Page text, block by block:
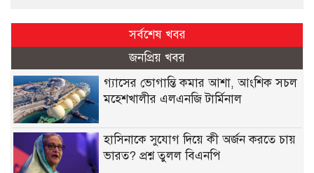
সর্বশেষ খবর
জনপ্রিয় খবর
গ্যাসের ভোগান্তি কমার আশা, আংশিক সচল
মহেশখালীর এলএনজি টার্মিনাল
হাসিনাকে সুযোগ দিয়ে কী অর্জন করতে চায়
ভারত? প্রশ্ন তুলল বিএনপি